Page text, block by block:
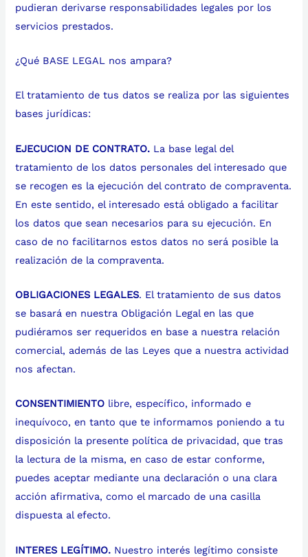
pudieran derivarse responsabilidades legales por los
servicios prestados.
¿Qué BASE LEGAL nos ampara?
El tratamiento de tus datos se realiza por las siguientes
bases jurídicas:
EJECUCION DE CONTRATO. La base legal del
tratamiento de los datos personales del interesado que
se recogen es la ejecución del contrato de compraventa.
En este sentido, el interesado está obligado a facilitar
los datos que sean necesarios para su ejecución. En
caso de no facilitarnos estos datos no será posible la
realización de la compraventa.
OBLIGACIONES LEGALES. El tratamiento de sus datos
se basará en nuestra Obligación Legal en las que
pudiéramos ser requeridos en base a nuestra relación
comercial, además de las Leyes que a nuestra actividad
nos afectan.
CONSENTIMIENTO libre, específico, informado e
inequívoco, en tanto que te informamos poniendo a tu
disposición la presente política de privacidad, que tras
la lectura de la misma, en caso de estar conforme,
puedes aceptar mediante una declaración o una clara
acción afirmativa, como el marcado de una casilla
dispuesta al efecto.
INTERES LEGÍTIMO. Nuestro interés legítimo consiste